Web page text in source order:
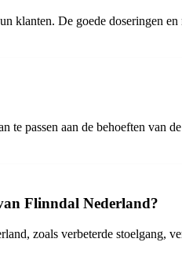
De goede doseringen
te passen aan de behoeften van
Flinndal Nederland?
zoals verbeterde stoelgang,